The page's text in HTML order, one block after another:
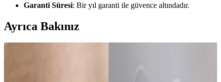
Garanti Süresi: Bir yıl garanti ile güvence altındadır.
Ayrıca Bakınız